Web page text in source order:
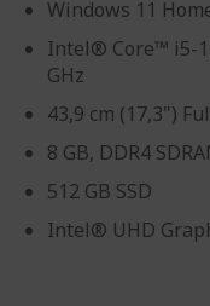
Windows 11
Intel® Core™ i5-
GHz
43,9 cm (17,3")
8 GB, DDR4
512 GB SSD
Intel® UHD